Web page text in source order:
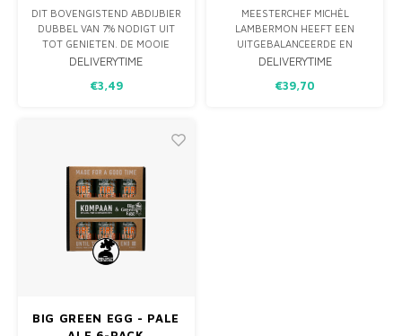
DIT BOVENGISTEND ABDIJBIER
DUBBEL VAN 7% NODIGT UIT
TOT GENIETEN. DE MOOIE
DONKERE KLEUR VERWIJST
SMAAK IS VOL EN AFGEROND
GERECHTEN ALS G
DELIVERYTIME
€3,49
CHICKENHOLDER
MEESTERCHEF MICHÈL
LAMBERMON HEEFT EEN
UITGEBALANCEERDE EN
VERFIJNDE RUB ONTWIKKELD
HEBBEN ZE DE BESTE PALE
DELIVERYTIME
€39,70
BIG GREEN EGG - PALE